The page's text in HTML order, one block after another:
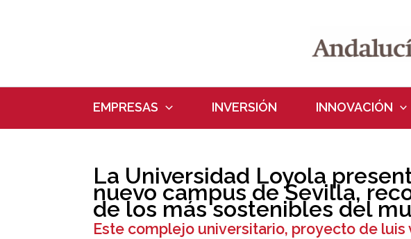
EMPRESAS INVERSIÓN INNOVACIÓN
La Universidad Loyola
nuevo campus de Sevilla,
de los más sostenibles del
Este complejo universitario, proyecto de luis